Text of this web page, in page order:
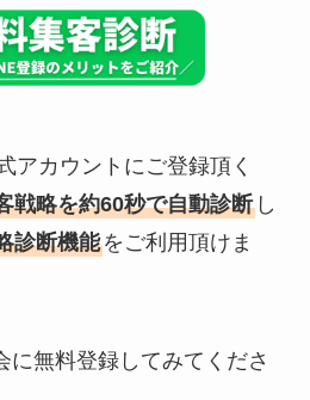
アカウントにご登録頂く
戦略を約60秒で自動診断し
診断機能をご利用頂けま
に無料登録してみてくださ